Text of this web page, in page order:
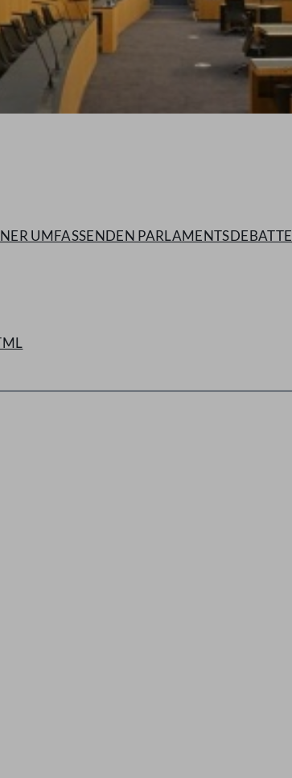
UMFASSENDEN PARLAMENTSDEBATTE